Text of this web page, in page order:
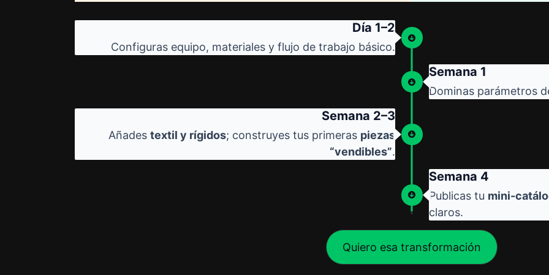
Día 1–2
Configuras equipo, materiales y flujo de trabajo básico.
Semana 1
Dominas parámetros
Semana 2–3
Añades textil y rígidos; construyes tus primeras piezas
“vendibles”.
Semana 4
Publicas tu mini-
claros.
Quiero esa transformación